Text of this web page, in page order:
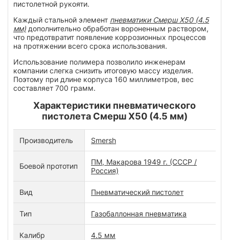
пистолетной рукояти.
Каждый стальной элемент пневматики Смерш Х50 (4.5
мм) дополнительно обработан вороненным раствором,
что предотвратит появление коррозионных процессов
на протяжении всего срока использования.
Использование полимера позволило инженерам
компании слегка снизить итоговую массу изделия.
Поэтому при длине корпуса 160 миллиметров, вес
составляет 700 грамм.
Характеристики пневматического
пистолета Смерш Х50 (4.5 мм)
Производитель Smersh
Боевой прототип
ПМ, Макарова 1949 г. (СССР /
Россия)
Вид Пневматический пистолет
Тип Газобаллонная пневматика
Калибр 4.5 мм